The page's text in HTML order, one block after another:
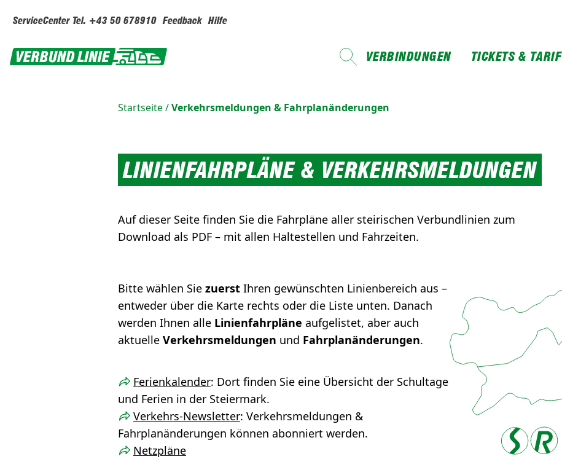
ServiceCenter Tel. +43 50 678910 Feedback Hilfe
VERBINDUNGEN TICKETS & TARIF
Startseite/Verkehrsmeldungen & Fahrplanänderungen
LINIENFAHRPLÄNE & VERKEHRSMELDUNGEN
Auf dieser Seite finden Sie die Fahrpläne aller steirischen Verbundlinien zum
Download als PDF – mit allen Haltestellen und Fahrzeiten.
Bitte wählen Sie zuerst Ihren gewünschten Linienbereich aus –
entweder über die Karte rechts oder die Liste unten. Danach
werden Ihnen alle Linienfahrpläne aufgelistet, aber auch
aktuelle Verkehrsmeldungen und Fahrplanänderungen.
Ferienkalender: Dort finden Sie eine Übersicht der Schultage
und Ferien in der Steiermark.
Verkehrs-Newsletter: Verkehrsmeldungen &
Fahrplanänderungen können abonniert werden.
Netzpläne